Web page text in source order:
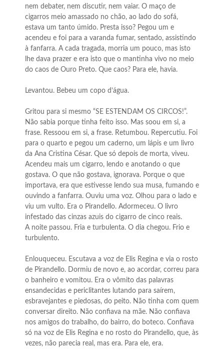
nem debater, nem discutir, nem vaiar. O maço de
cigarros meio amassado no chão, ao lado do sofá,
estava um tanto úmido. Presta isso? Pegou um e
acendeu e foi para a varanda fumar, sentado, assistindo
à fanfarra. A cada tragada, morria um pouco, mas isto
lhe dava prazer e era isto que o mantinha vivo no meio
do caos de Ouro Preto. Que caos? Para ele, havia.
Levantou. Bebeu um copo d’água.
Gritou para si mesmo “SE ESTENDAM OS CIRCOS!”.
Não sabia porque tinha feito isso. Mas soou em si, a
frase. Ressoou em si, a frase. Retumbou. Repercutiu. Foi
para o quarto e pegou um caderno, um lápis e um livro
da Ana Cristina César. Que só depois de morta, viveu.
Acendeu mais um cigarro, lendo e anotando o que
gostava. O que não gostava, ignorava. Porque o que
importava, era que estivesse lendo sua musa, fumando e
ouvindo a fanfarra. Ouviu uma voz. Olhou para o lado e
viu um vulto. Era o Pirandello. Adormeceu. O livro
infestado das cinzas azuis do cigarro de cinco reais.
A noite passou. Fria e turbulenta. O dia chegou. Frio e
turbulento.
Enlouqueceu. Escutava a voz de Elis Regina e via o rosto
de Pirandello. Dormiu de novo e, ao acordar, correu para
o banheiro e vomitou. Era o vômito das palavras
ensandecidas e periclitantes lutando para saírem,
esbravejantes e piedosas, do peito. Não tinha com quem
conversar direito. Não confiava na mãe. Não confiava
nos amigos do trabalho, do bairro, do boteco. Confiava
só na voz de Elis Regina e no rosto do Pirandello, que, às
vezes, não parecia real, mas era. Para ele, era.